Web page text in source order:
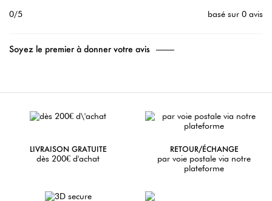
0/5 basé sur 0 avis
Soyez le premier à donner votre avis
LIVRAISON GRATUITE
dès 200€ d'achat
RETOUR/ÉCHANGE
par voie postale via notre
plateforme